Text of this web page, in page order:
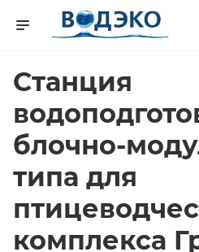
Станция
блочно-
типа для
комплекса